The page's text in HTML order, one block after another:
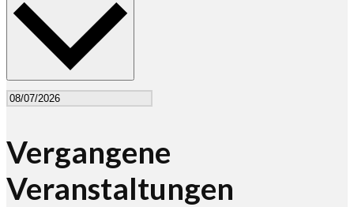
Vergangene
Veranstaltungen